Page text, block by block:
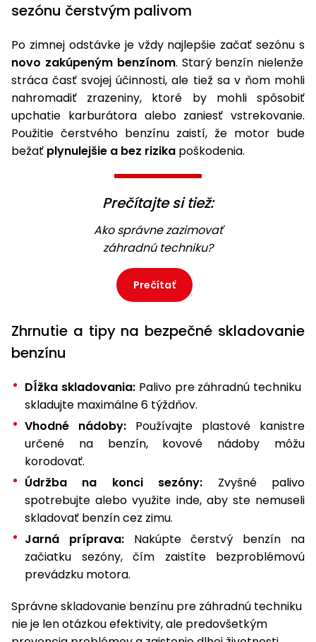
sezónu čerstvým palivom
Po zimnej odstávke je vždy najlepšie začať sezónu s
novo zakúpeným benzínom. Starý benzín nielenže
stráca časť svojej účinnosti, ale tiež sa v ňom mohli
nahromadiť zrazeniny, ktoré by mohli spôsobiť
upchatie karburátora alebo zaniesť vstrekovanie.
Použitie čerstvého benzínu zaistí, že motor bude
bežať plynulejšie a bez rizika poškodenia.
Prečítajte si tiež:
Ako správne zazimovať
záhradnú techniku?
Prečítať
Zhrnutie a tipy na bezpečné skladovanie
benzínu
Dĺžka skladovania:Palivo pre záhradnú techniku ​​
skladujte maximálne 6 týždňov.
Vhodné nádoby: Používajte plastové kanistre
určené na benzín, kovové nádoby môžu
korodovať.
Údržba na konci sezóny: Zvyšné palivo
spotrebujte alebo využite inde, aby ste nemuseli
skladovať benzín cez zimu.
Jarná príprava:Nakúpte čerstvý benzín na
začiatku sezóny, čím zaistíte bezproblémovú
prevádzku motora.
Správne skladovanie benzínu pre záhradnú techniku ​​
nie je len otázkou efektivity, ale predovšetkým